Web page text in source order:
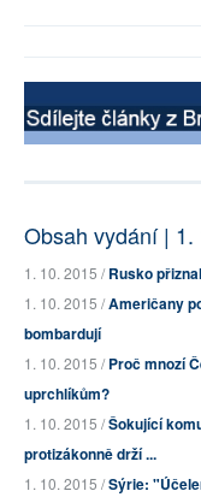
Obsah vydání | 1.
1. 10. 2015 /Rusko
1. 10. 2015 /Američany
bombardují
1. 10. 2015 /Proč mnozí
uprchlíkům?
1. 10. 2015 /Šokující
protizákonně drží ...
1. 10. 2015 /Sýrie: